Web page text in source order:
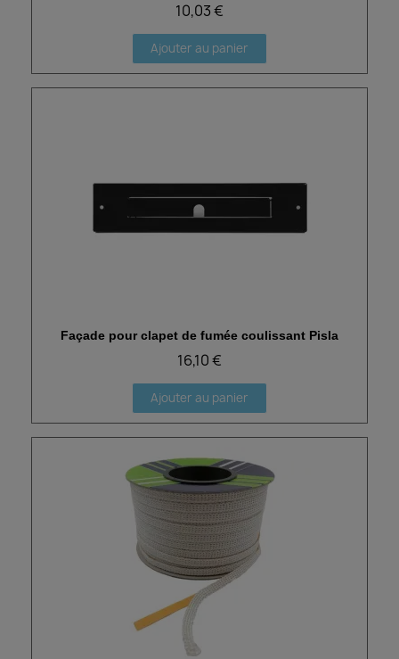
10,03 €
Ajouter au panier
Aperçu rapide
Façade pour clapet de fumée coulissant Pisla
16,10 €
Ajouter au panier